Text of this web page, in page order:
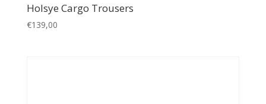
Holsye Cargo Trousers
€139,00